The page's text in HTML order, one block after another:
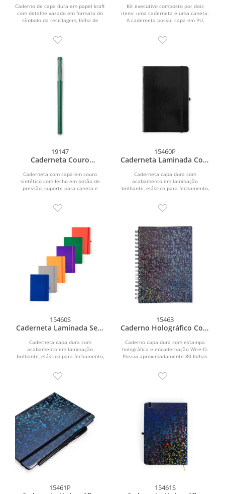
Caderno de capa dura em papel kraft
com detalhe vazado em formato do
símbolo da reciclagem, folha de
Kit executivo composto por dois
itens: uma caderneta e uma caneta.
A caderneta possui capa em PU,
19147
Caderneta Couro
Caderneta com capa em couro
sintético com fecho em botão de
pressão, suporte para caneta e
15460P
Caderneta Laminada Com
Caderneta capa dura com
acabamento em laminação
brilhante, elástico para fechamento,
15460S
Caderneta Laminada Sem
Caderneta capa dura com
acabamento em laminação
brilhante, elástico para fechamento,
15463
Caderno Holográfico Com
Caderno capa dura com estampa
holográfica e encadernação Wire-O.
Possui aproximadamente 80 folhas
15461P 15461S